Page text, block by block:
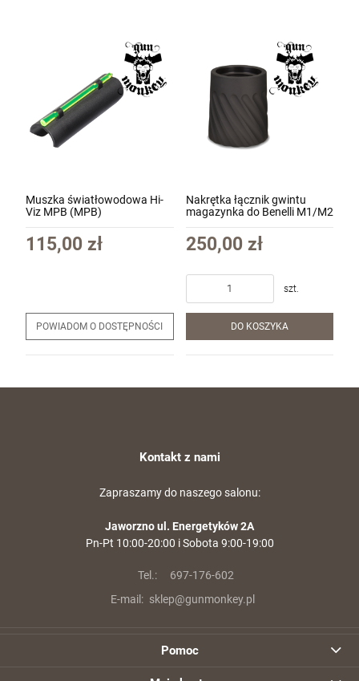
Muszka światłowodowa Hi-
Viz MPB (MPB)
115,00 zł
POWIADOM O DOSTĘPNOŚCI
Nakrętka łącznik gwintu
magazynka do Benelli M1/M2
Components MXT NUT-BN-
12-00
250,00 zł
szt.
DO KOSZYKA
Kontakt z nami
Zapraszamy do naszego salonu:
Jaworzno ul. Energetyków 2A
Pn-Pt 10:00-20:00 i Sobota 9:00-19:00
Tel.:
697-176-602
E-mail: sklep@gunmonkey.pl
Pomoc